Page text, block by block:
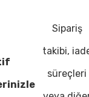
Sipariş
takibi,
süreçleri